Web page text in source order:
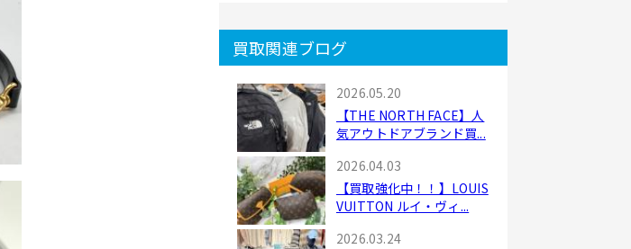
買取関連ブログ
2026.05.20
【THE NORTH FACE】人
気アウトドアブランド買...
2026.04.03
【買取強化中！！】LOUIS
VUITTON ルイ・ヴィ...
2026.03.24